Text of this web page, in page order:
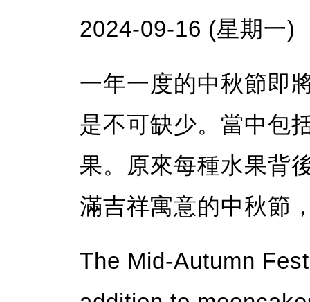
2024-09-16 (星期一)
一年一度的中秋節即
是不可缺少。當中包
果。原來每種水果背
滿吉祥寓意的中秋節
The Mid-Autumn